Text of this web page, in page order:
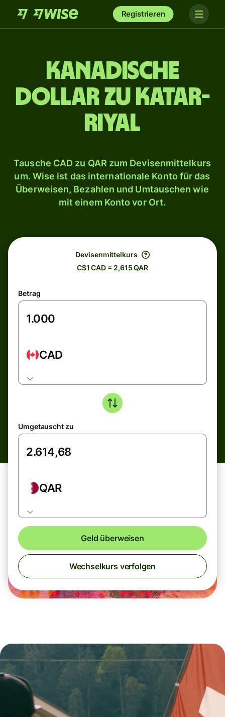
Registrieren
Kanadische
Dollar zu Katar-
Riyal
Tausche CAD zu QAR zum Devisenmittelkurs
um. Wise ist das internationale Konto für das
Überweisen, Bezahlen und Umtauschen wie
mit einem Konto vor Ort.
Devisenmittelkurs
C$1 CAD = 2,615 QAR
Betrag
CAD
Umgetauscht zu
QAR
Geld überweisen
Wechselkurs verfolgen